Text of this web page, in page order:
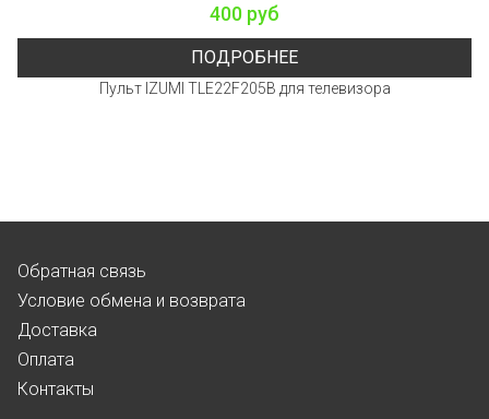
400 руб
ПОДРОБНЕЕ
Пульт IZUMI TLE22F205B для телевизора
Обратная связь
Условие обмена и возврата
Доставка
Оплата
Контакты